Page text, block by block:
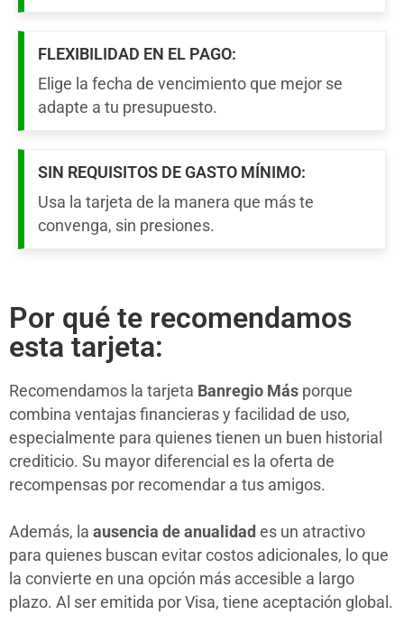
FLEXIBILIDAD EN EL PAGO:
Elige la fecha de vencimiento que mejor se
adapte a tu presupuesto.
SIN REQUISITOS DE GASTO MÍNIMO:
Usa la tarjeta de la manera que más te
convenga, sin presiones.
Por qué te recomendamos
esta tarjeta:
Recomendamos la tarjeta Banregio Más porque
combina ventajas financieras y facilidad de uso,
especialmente para quienes tienen un buen historial
crediticio. Su mayor diferencial es la oferta de
recompensas por recomendar a tus amigos.
Además, la ausencia de anualidad es un atractivo
para quienes buscan evitar costos adicionales, lo que
la convierte en una opción más accesible a largo
plazo. Al ser emitida por Visa, tiene aceptación global.